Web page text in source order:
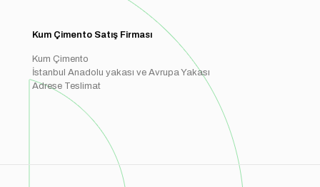
Kum Çimento Satış Firması
Kum Çimento
İstanbul Anadolu yakası ve Avrupa Yakası
Adrese Teslimat